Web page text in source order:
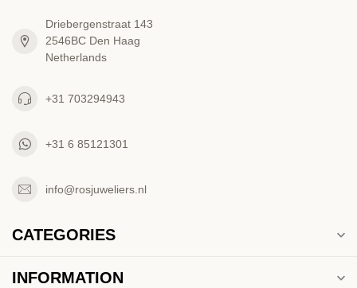
Driebergenstraat 143
2546BC Den Haag
Netherlands
+31 703294943
+31 6 85121301
info@rosjuweliers.nl
CATEGORIES
INFORMATION